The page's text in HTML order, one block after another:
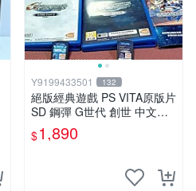
Y9199433501 132
絕版經典遊戲 PS VITA原版片
SD 鋼彈 G世代 創世 中文版
本篇遊戲片+追加資料片
$1,890